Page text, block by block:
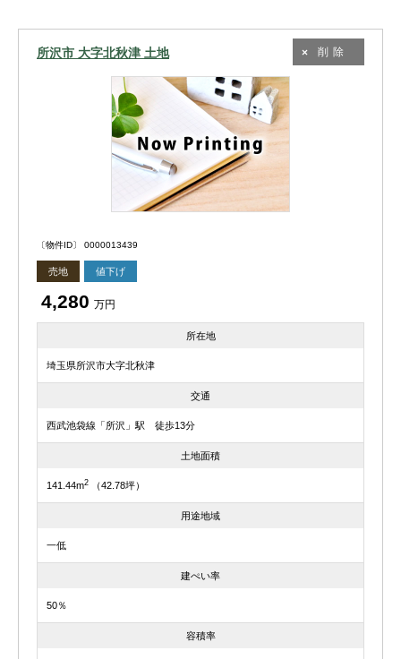
所沢市 大字北秋津 土地 削除
〔物件ID〕 0000013439
売地 値下げ
4,280 万円
所在地
埼玉県所沢市大字北秋津
交通
西武池袋線「所沢」駅 徒歩13分
土地面積
141.44m2 （42.78坪）
用途地域
一低
建ぺい率
50％
容積率